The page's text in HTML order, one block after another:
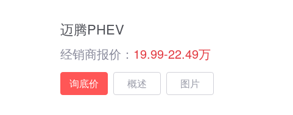
迈腾PHEV
经销商报价： 19.99-22.49万
询底价 概述 图片